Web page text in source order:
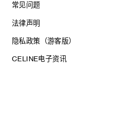
常见问题
法律声明
隐私政策（游客版）
CELINE电子资讯